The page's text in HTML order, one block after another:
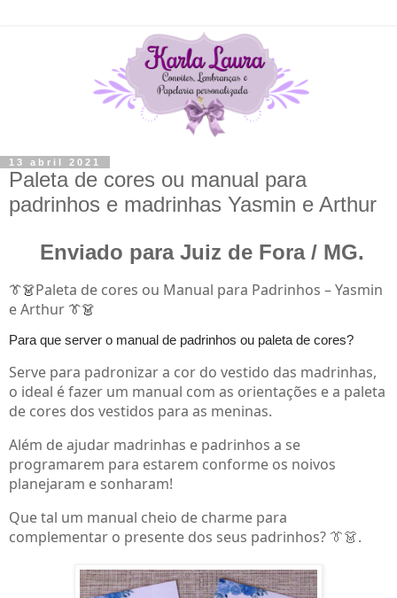
13 abril 2021
Paleta de cores ou manual para
padrinhos e madrinhas Yasmin e Arthur
Enviado para Juiz de Fora / MG.
👔👗Paleta de cores ou Manual para Padrinhos – Yasmin
e Arthur 👔👗
Para que server o manual de padrinhos ou paleta de cores?
Serve para padronizar a cor do vestido das madrinhas,
o ideal é fazer um manual com as orientações e a paleta
de cores dos vestidos para as meninas.
Além de ajudar madrinhas e padrinhos a se
programarem para estarem conforme os noivos
planejaram e sonharam!
Que tal um manual cheio de charme para
complementar o presente dos seus padrinhos? 👔👗.